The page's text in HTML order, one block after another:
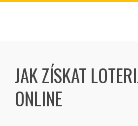
Skip
JAK ZÍSKAT
ONLINE